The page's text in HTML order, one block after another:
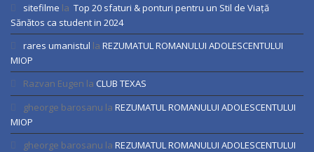
sitefilme la Top 20 sfaturi & ponturi pentru un Stil de Viață
Sănătos ca student in 2024
rares umanistul la REZUMATUL ROMANULUI ADOLESCENTULUI
MIOP
Razvan Eugen la CLUB TEXAS
gheorge barosanu la REZUMATUL ROMANULUI ADOLESCENTULUI
MIOP
gheorge barosanu la REZUMATUL ROMANULUI ADOLESCENTULUI